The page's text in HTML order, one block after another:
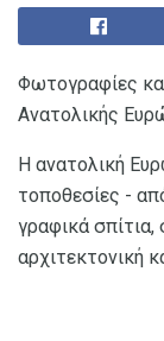
Φωτογραφίες
Ανατολικής
Η ανατολική
τοποθεσίες -
γραφικά
αρχιτεκτονική